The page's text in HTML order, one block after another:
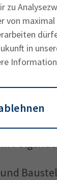
zu
von
in
den
Tagen
zahlt